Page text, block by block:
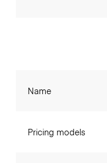
Name
Pricing models